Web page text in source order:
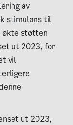
av
stimulans til
økte støtten
ut 2023, for
vil
ut 2023,